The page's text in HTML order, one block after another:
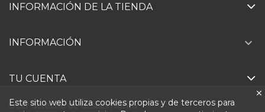
INFORMACIÓN DE LA TIENDA
Este sitio web utiliza cookies propias y de terceros para
INFORMACIÓN 
TU CUENTA
Ejercer derecho de desistimiento